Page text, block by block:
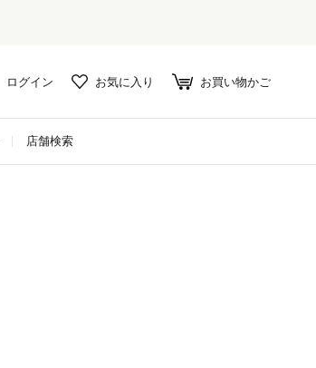
ログイン お気に入り お買い物かご
店舗検索